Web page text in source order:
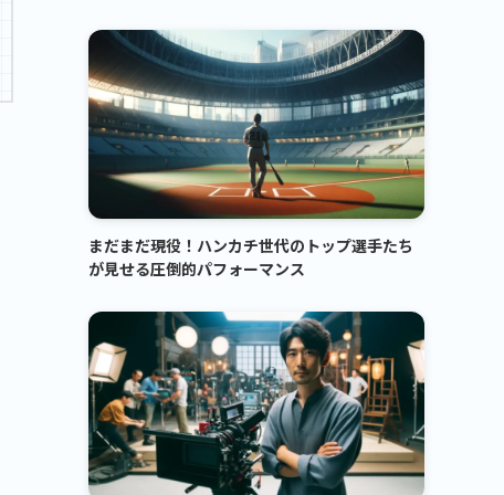
まだまだ現役！ハンカチ世代のトップ選手たち
が見せる圧倒的パフォーマンス